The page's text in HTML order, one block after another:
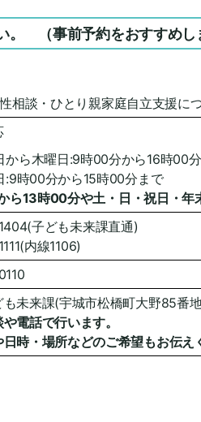
。 （事前予約をおすすめし
相談・ひとり親家庭自立支援に
から木曜日:9時00分から16時00
:9時00分から15時00分まで
ら13時00分や土・日・祝日・年
子ども未来課直通)
内線1106)
未来課(宇城市松橋町大野85番
電話で行います。
時・場所などのご希望もお伝え